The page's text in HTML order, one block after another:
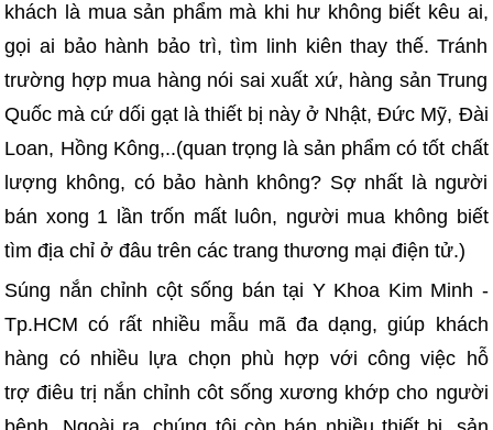
khách là mua sản phẩm mà khi hư không biết kêu ai,
gọi ai bảo hành bảo trì, tìm linh kiên thay thế. Tránh
trường hợp mua hàng nói sai xuất xứ, hàng sản Trung
Quốc mà cứ dối gạt là thiết bị này ở Nhật, Đức Mỹ, Đài
Loan, Hồng Kông,..(quan trọng là sản phẩm có tốt chất
lượng không, có bảo hành không? Sợ nhất là người
bán xong 1 lần trốn mất luôn, người mua không biết
tìm địa chỉ ở đâu trên các trang thương mại điện tử.)
Súng nắn chỉnh cột sống bán tại Y Khoa Kim Minh -
Tp.HCM có rất nhiều mẫu mã đa dạng, giúp khách
hàng có nhiều lựa chọn phù hợp với công việc hỗ
trợ điêu trị nắn chỉnh côt sống xương khớp cho người